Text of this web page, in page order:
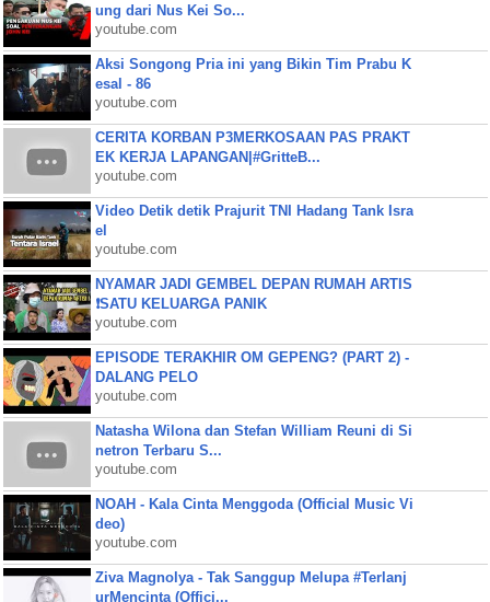
ung dari Nus Kei So...
youtube.com
Aksi Songong Pria ini yang Bikin Tim Prabu K
esal - 86
youtube.com
CERITA KORBAN P3MERKOSAAN PAS PRAKT
EK KERJA LAPANGAN|#GritteB...
youtube.com
Video Detik detik Prajurit TNI Hadang Tank Isra
el
youtube.com
NYAMAR JADI GEMBEL DEPAN RUMAH ARTIS
❗SATU KELUARGA PANIK
youtube.com
EPISODE TERAKHIR OM GEPENG? (PART 2) -
DALANG PELO
youtube.com
Natasha Wilona dan Stefan William Reuni di Si
netron Terbaru S...
youtube.com
NOAH - Kala Cinta Menggoda (Official Music Vi
deo)
youtube.com
Ziva Magnolya - Tak Sanggup Melupa #Terlanj
urMencinta (Offici...